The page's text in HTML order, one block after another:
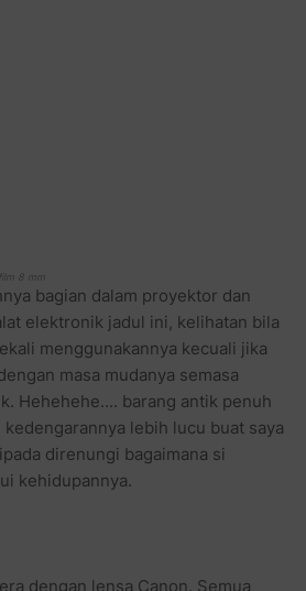
8 mm
bagian dalam proyektor dan
elektronik jadul ini, kelihatan bila
menggunakannya kecuali jika
masa mudanya semasa
Hehehehe.... barang antik penuh
lebih lucu buat saya
direnungi bagaimana si
kehidupannya.
dengan lensa Canon. Semua